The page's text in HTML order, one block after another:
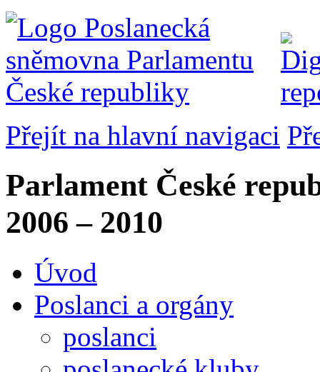
Přejít na hlavní navigaci
Parlament České
2006 – 2010
Úvod
Poslanci a orgány
poslanci